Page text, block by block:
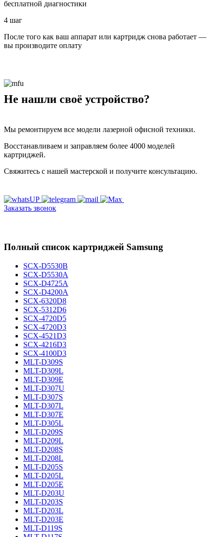
бесплатной диагностики
4 шаг
После того как ваш аппарат или картридж снова работает —
вы производите оплату
Не нашли своё устройство?
Мы ремонтируем все модели лазерной офисной техники.
Восстанавливаем и заправляем более 4000 моделей
картриджей.
Свяжитесь с нашей мастерской и получите консультацию.
Заказать звонок
Полный список картриджей Samsung
SCX-D5530B
SCX-D5530A
SCX-D4725A
SCX-D4200A
SCX-6320D8
SCX-5312D6
SCX-4720D5
SCX-4720D3
SCX-4521D3
SCX-4216D3
SCX-4100D3
MLT-D309S
MLT-D309L
MLT-D309E
MLT-D307U
MLT-D307S
MLT-D307L
MLT-D307E
MLT-D305L
MLT-D209S
MLT-D209L
MLT-D208S
MLT-D208L
MLT-D205S
MLT-D205L
MLT-D205E
MLT-D203U
MLT-D203S
MLT-D203L
MLT-D203E
MLT-D119S